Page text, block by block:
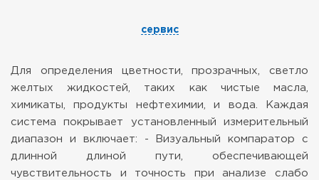
сервис
Для определения цветности, прозрачных, светло
желтых жидкостей, таких как чистые масла,
химикаты, продукты нефтехимии, и вода. Каждая
система покрывает установленный измерительный
диапазон и включает: - Визуальный компаратор с
длинной длиной пути, обеспечивающей
чувствительность и точность при анализе слабо